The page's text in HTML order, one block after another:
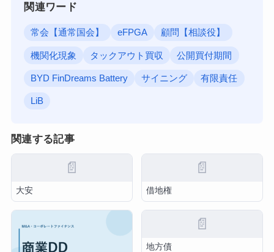
関連ワード
常会【通常国会】 eFPGA 顧問【相談役】
機関化現象 タックアウト買収 公開買付期間
BYD FinDreams Battery サイニング 有限責任
LiB
関連する記事
📄
大安
📄
借地権
📄
地方債